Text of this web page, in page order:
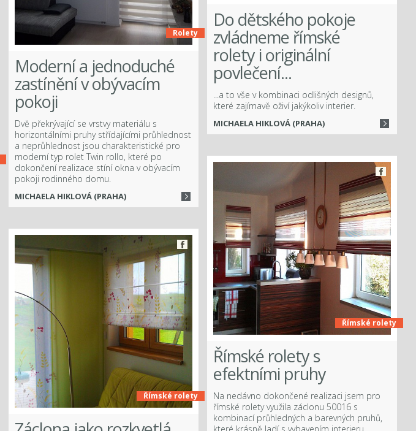
Do dětského pokoje
zvládneme římské
rolety i originální
povlečení...
...a to vše v kombinaci odlišných designů,
které zajímavě oživí jakýkoliv interier.
MICHAELA HIKLOVÁ (PRAHA)
Rolety
Moderní a jednoduché
zastínění v obývacím
pokoji
Dvě překrývající se vrstvy materiálu s
horizontálními pruhy střídajícími průhlednost
a neprůhlednost jsou charakteristické pro
moderní typ rolet Twin rollo, které po
dokončení realizace stíní okna v obývacím
pokoji rodinného domu.
MICHAELA HIKLOVÁ (PRAHA)
Římské rolety
Římské rolety s
efektními pruhy
Na nedávno dokončené realizaci jsem pro
římské rolety využila záclonu 50016 s
kombinací průhledných a barevných pruhů,
Římské rolety